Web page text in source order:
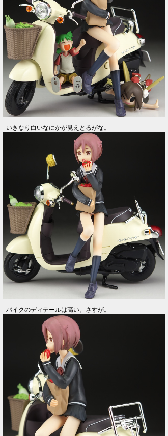
いきなり白いなにかが見えとるがな。
バイクのディテールは高い。さすが。